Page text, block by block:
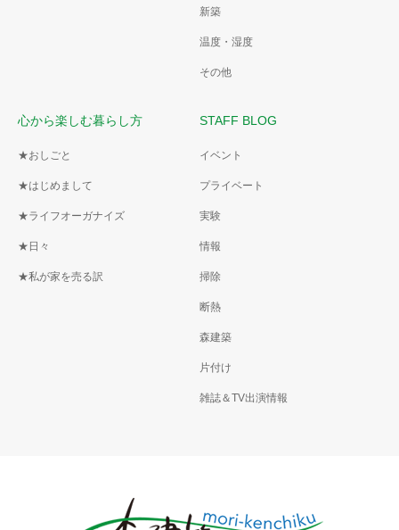
新築
温度・湿度
その他
心から楽しむ暮らし方
★おしごと
★はじめまして
★ライフオーガナイズ
★日々
★私が家を売る訳
STAFF BLOG
イベント
プライベート
実験
情報
掃除
断熱
森建築
片付け
雑誌＆TV出演情報